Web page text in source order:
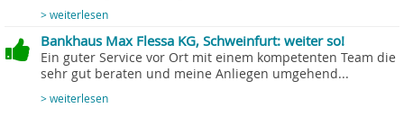
> weiterlesen
Bankhaus Max Flessa KG, Schweinfurt: weiter so!
Ein guter Service vor Ort mit einem kompetenten Team die
sehr gut beraten und meine Anliegen umgehend...
> weiterlesen